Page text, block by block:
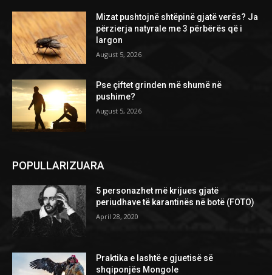
Mizat pushtojnë shtëpinë gjatë verës? Ja
përzierja natyrale me 3 përbërës që i
largon
August 5, 2026
Pse çiftet grinden më shumë në
pushime?
August 5, 2026
POPULLARIZUARA
5 personazhet më krijues gjatë
periudhave të karantinës në botë (FOTO)
April 28, 2020
Praktika e lashtë e gjuetisë së
shqiponjës Mongole